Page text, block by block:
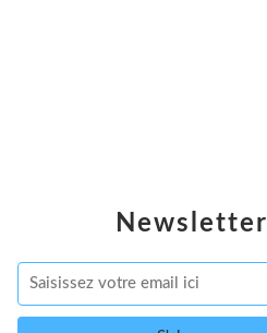
Newsletter